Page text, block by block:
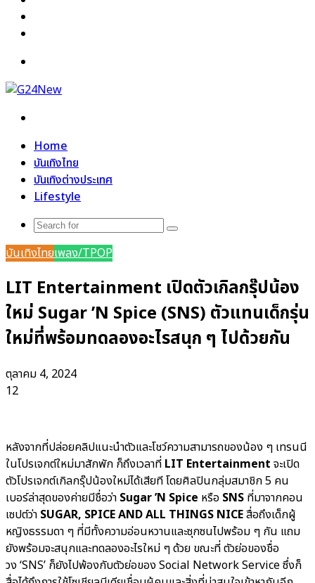
Home
บันเทิงไทย
บันเทิงต่างประเทศ
Lifestyle
Search
บันเทิงไทยเพลง/TPOP
LIT Entertainment เปิดตัวเกิลกรุ๊ปน้อง
ใหม่ Sugar ’N Spice (SNS) ตัวแทนเด็กรุ่น
ใหม่ที่พร้อมทดลองอะไรสนุก ๆ ไปด้วยกัน
ตุลาคม 4, 2024
12
หลังจากที่ปล่อยคลิปแนะนำตัวและโชว์ความสามารถของน้อง ๆ เทรนนี
ในโปรเจกต์ใหม่มาสักพัก ก็ถึงเวลาที่ LIT Entertainment จะเปิด
ตัวโปรเจกต์เกิลกรุ๊ปน้องใหม่ได้เสียที โดยศิลปินกลุ่มสมาชิก 5 คน
เบอร์ล่าสุดของค่ายมีชื่อว่า Sugar ’N Spice หรือ SNS ที่มาจากคอน
เซปต์ว่า SUGAR, SPICE AND ALL THINGS NICEสื่อถึงเด็กผู้
หญิงธรรมดา ๆ ที่มีทั้งความอ่อนหวานและซุกซนไปพร้อม ๆ กัน แถม
ยังพร้อมจะสนุกและทดลองอะไรใหม่ ๆ ด้วย ขณะที่ ตัวย่อของชื่อ
วง ‘SNS’ ก็ยังไปพ้องกับตัวย่อของ Social Network Service ซึ่งก็